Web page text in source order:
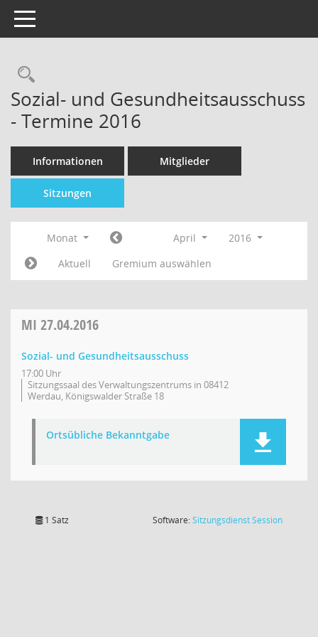
Toggle navigation
Sozial- und Gesundheitsausschuss
- Termine 2016
Informationen Mitglieder
Sitzungen
Monat April
2016
Aktuell
Gremium auswählen
MI 27.04.2016
Sozial- und Gesundheitsausschuss
17:00 Uhr
Sitzungssaal des Verwaltungszentrums in 08412
Werdau, Königswalder Straße 18
Ortsübliche Bekanntgabe
1 Satz Software:SitzungsdienstSession(Wird in